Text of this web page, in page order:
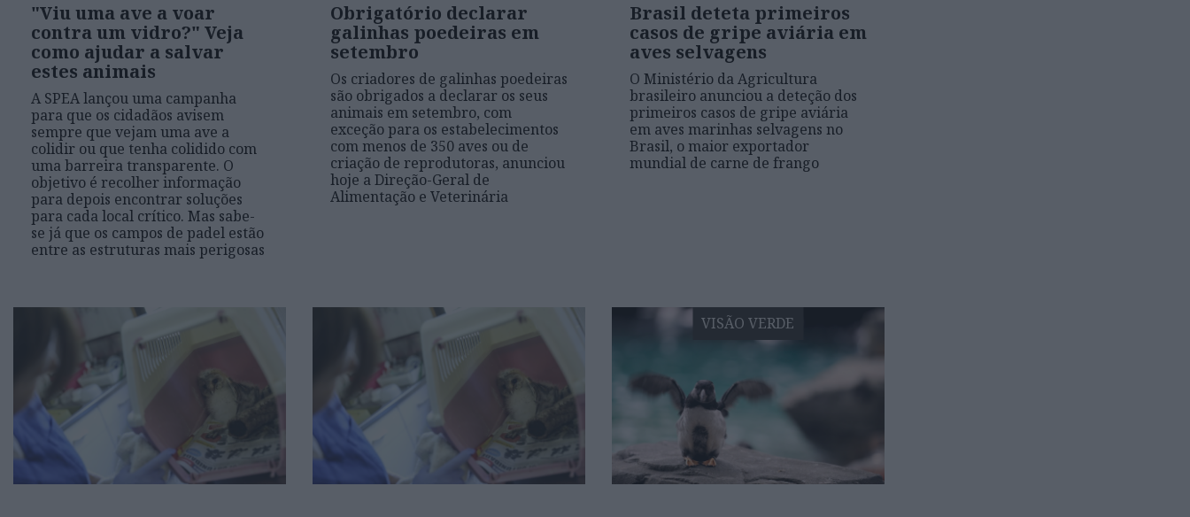
"Viu uma ave a voar
contra um vidro?" Veja
como ajudar a salvar
estes animais
A SPEA lançou uma campanha
para que os cidadãos avisem
sempre que vejam uma ave a
colidir ou que tenha colidido com
uma barreira transparente. O
objetivo é recolher informação
para depois encontrar soluções
para cada local crítico. Mas sabe-
se já que os campos de padel estão
entre as estruturas mais perigosas
Obrigatório declarar
galinhas poedeiras em
setembro
Os criadores de galinhas poedeiras
são obrigados a declarar os seus
animais em setembro, com
exceção para os estabelecimentos
com menos de 350 aves ou de
criação de reprodutoras, anunciou
hoje a Direção-Geral de
Alimentação e Veterinária
Brasil deteta primeiros
casos de gripe aviária em
aves selvagens
O Ministério da Agricultura
brasileiro anunciou a deteção dos
primeiros casos de gripe aviária
em aves marinhas selvagens no
Brasil, o maior exportador
mundial de carne de frango
VISÃO VERDE